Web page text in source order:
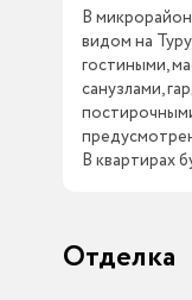
В
видом на
гостиными,
санузлами,
В квартирах
Отделка